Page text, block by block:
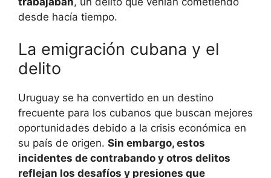
desde hacía tiempo.
La emigración cubana y el
delito
Uruguay se ha convertido en un destino
frecuente para los cubanos que buscan mejores
oportunidades debido a la crisis económica en
su país de origen. Sin embargo, estos
incidentes de contrabando y otros delitos
reflejan los desafíos y presiones que